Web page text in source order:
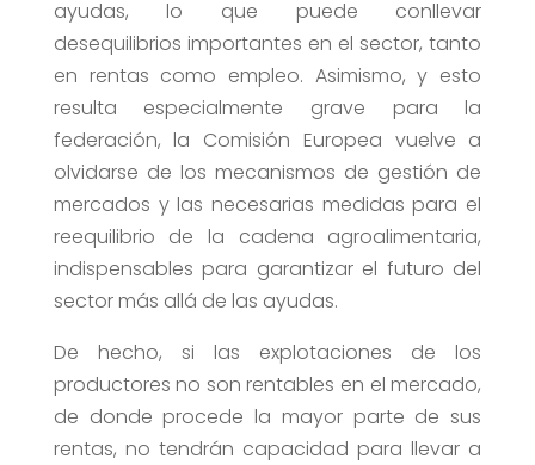
ayudas, lo que puede conllevar
desequilibrios importantes en el sector, tanto
en rentas como empleo. Asimismo, y esto
resulta especialmente grave para la
federación, la Comisión Europea vuelve a
olvidarse de los mecanismos de gestión de
mercados y las necesarias medidas para el
reequilibrio de la cadena agroalimentaria,
indispensables para garantizar el futuro del
sector más allá de las ayudas.
De hecho, si las explotaciones de los
productores no son rentables en el mercado,
de donde procede la mayor parte de sus
rentas, no tendrán capacidad para llevar a